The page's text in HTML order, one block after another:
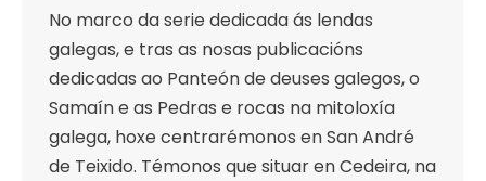
No marco da serie dedicada ás lendas
galegas, e tras as nosas publicacións
dedicadas ao Panteón de deuses galegos, o
Samaín e as Pedras e rocas na mitoloxía
galega, hoxe centrarémonos en San André
de Teixido. Témonos que situar en Cedeira, na